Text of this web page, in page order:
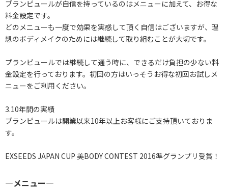
ブランピュールが自信を持っているのはメニューに加えて、お得な
料金設定です。
どのメニューも一度で効果を実感して頂く自信はございますが、理
想のボディメイクのためには継続して取り組むことが大切です。
プランピュールでは継続して通う時に、できるだけ負担の少ない料
金設定を行っております。初回の方はいっそうお得な初回お試しメ
ニューをご利用ください。
3.10年間の実績
ブランピュールは開業以来10年以上お客様にご支持頂いておりま
す。
EXSEEDS JAPAN CUP 美BODY CONTEST 2016準グランプリ受賞！
―メニュー―